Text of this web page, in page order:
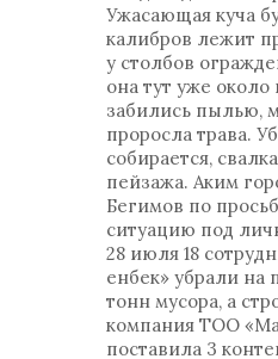
Ужасающая куча
калибров лежит
у столбов
она тут уже около
забились пылью,
проросла трава.
собирается,
пейзажа. Аким
Бегимов по
ситуацию под
28 июля 18
енбек» убрали на
тонн мусора, а
компания ТОО
поставила 3